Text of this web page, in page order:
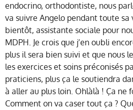
endocrino, orthodontiste, nous
va suivre Angelo pendant toute sa
bientôt, assistante sociale pour
MDPH. Je crois que j’en oubli
plus il sera bien suivi et que nous
les exercices et soins préconisés
praticiens, plus ça le soutiendra
à aller au plus loin. Ohlàlà ! Ça ne
Comment on va caser tout ça ?